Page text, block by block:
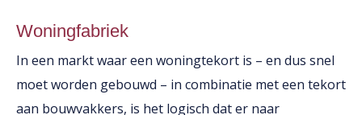
Woningfabriek
In een markt waar een woningtekort is – en dus snel
moet worden gebouwd – in combinatie met een tekort
aan bouwvakkers, is het logisch dat er naar